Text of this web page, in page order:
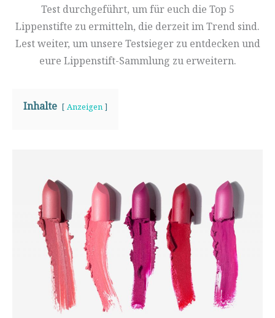
Test durchgeführt, um für euch die Top 5
Lippenstifte zu ermitteln, die derzeit im Trend sind.
Lest weiter, um unsere Testsieger zu entdecken und
eure Lippenstift-Sammlung zu erweitern.
Inhalte Anzeigen